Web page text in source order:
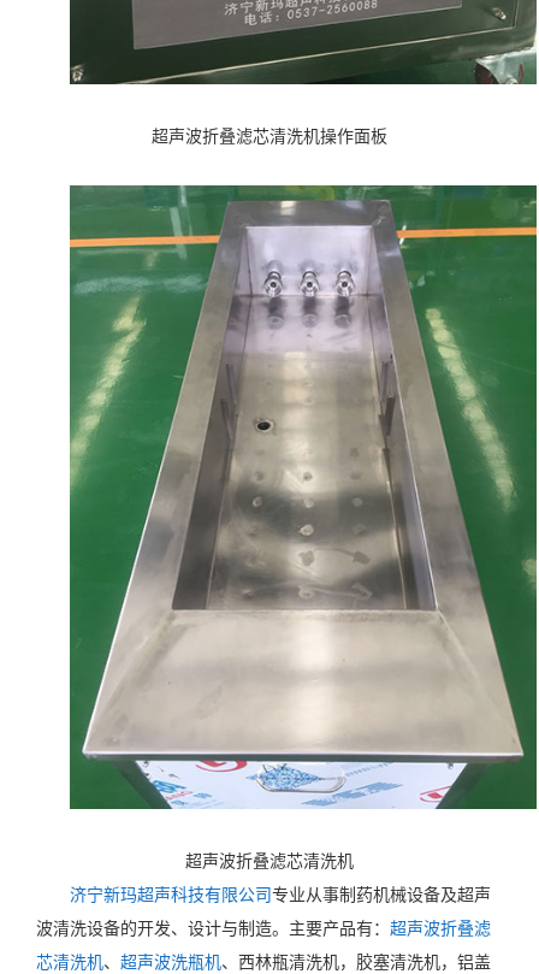
超声波折叠滤芯清洗机操作面板
超声波折叠滤芯清洗机
济宁新玛超声科技有限公司专业从事制药机械设备及超声
波清洗设备的开发、设计与制造。主要产品有： 超声波折叠滤
芯清洗机、 超声波洗瓶机、西林瓶清洗机，胶塞清洗机，铝盖